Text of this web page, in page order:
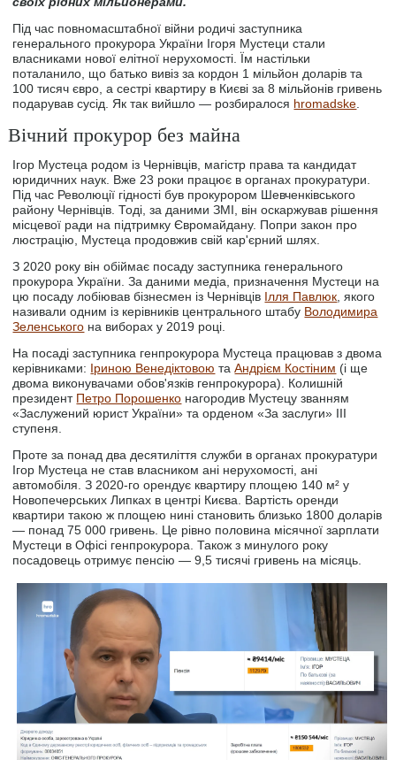
Під час повномасштабної війни родичі заступника
генерального прокурора України Ігоря Мустеци стали
власниками нової елітної нерухомості. Їм настільки
поталанило, що батько вивіз за кордон 1 мільйон доларів та
100 тисяч євро, а сестрі квартиру в Києві за 8 мільйонів гривень
подарував сусід. Як так вийшло — розбиралося hromadske
Вічний прокурор без майна
Ігор Мустеца родом із Чернівців, магістр права та кандидат
юридичних наук. Вже 23 роки працює в органах прокуратури.
Під час Революції гідності був прокурором Шевченківського
району Чернівців. Тоді, за даними ЗМІ, він оскаржував рішення
місцевої ради на підтримку Євромайдану. Попри закон про
люстрацію, Мустеца продовжив свій кар'єрний шлях.
З 2020 року він обіймає посаду заступника генерального
прокурора України. За даними медіа, призначення Мустеци на
цю посаду лобіював бізнесмен із Чернівців Ілля Павлюк , якого
називали одним із керівників центрального штабу Володимира
Зеленського на виборах у 2019 році.
На посаді заступника генпрокурора Мустеца працював з двома
керівниками: Іриною Венедіктовою таАндрієм Костіним (і ще
двома виконувачами обов'язків генпрокурора). Колишній
президент Петро Порошенко нагородив Мустецу званням
«Заслужений юрист України» та орденом «За заслуги» III
ступеня.
Проте за понад два десятиліття служби в органах прокуратури
Ігор Мустеца не став власником ані нерухомості, ані
автомобіля. З 2020-го орендує квартиру площею 140 м² у
Новопечерських Липках в центрі Києва. Вартість оренди
квартири такою ж площею нині становить близько 1800 доларів
— понад 75 000 гривень. Це рівно половина місячної зарплати
Мустеци в Офісі генпрокурора. Також з минулого року
посадовець отримує пенсію — 9,5 тисячі гривень на місяць.